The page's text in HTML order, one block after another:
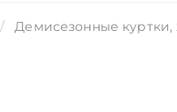
Демисезонные